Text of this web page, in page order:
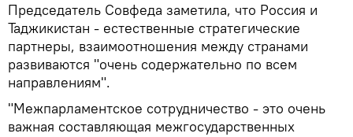
Председатель Совфеда заметила, что Россия и
Таджикистан - естественные стратегические
партнеры, взаимоотношения между странами
развиваются "очень содержательно по всем
направлениям".
"Межпарламентское сотрудничество - это очень
важная составляющая межгосударственных